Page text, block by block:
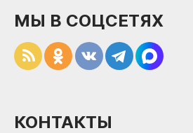
МЫ В СОЦСЕТЯХ
КОНТАКТЫ